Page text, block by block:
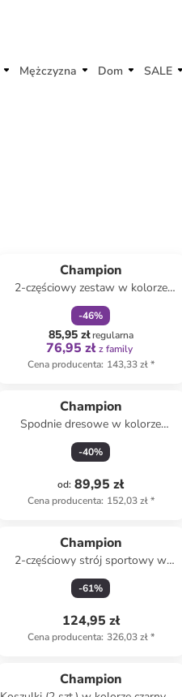
Mężczyzna Dom SALE
Champion
2-częściowy zestaw w kolorze
czarno-zielonym
-46%
85,95 złregularna
76,95 zł z family
Cena producenta: 143,33 zł*
Champion
Spodnie dresowe w kolorze
czarnym
-40%
od: 89,95 zł
Cena producenta: 152,03 zł*
Champion
2-częściowy strój sportowy w
kolorze szarym
-61%
124,95 zł
Cena producenta: 326,03 zł*
Champion